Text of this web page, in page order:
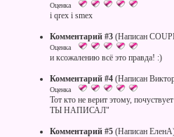
Оценка
i qrex i smex
Комментарий #3 (Написан
Оценка
и ксожалению всё это правда! :)
Комментарий #4 (Написан
Оценка
Тот кто не верит этому,
ТЫ НАПИСАЛ"
Комментарий #5 (Написан